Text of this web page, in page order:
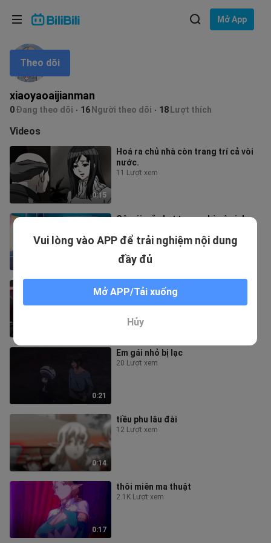
Mở App
xiaoyaoaijianman
0Đang theo dõi 16 Người theo dõi 18 Lượt thích
Theo dõi
Videos
0:15
Hoá ra chủ nhà còn trang trí cả vòi
nước.
11 Lượt xem
Cô gái mắc kẹt trong nhà vệ sinh
55 Lượt xem
Sau khi huấn luyện đặc biệt, bạn sẽ
có một chiếc mặt nạ đặc biệt
8 Lượt xem
0:21
Em gái nhỏ bị lạc
20 Lượt xem
0:14
tiều phu lâu đài
12 Lượt xem
0:17
thôi miên ma thuật
2.1K Lượt xem
Ngôn ngữ: Tiếng Việt
Lựa chọn ngôn ngữ
English
ภาษาไทย
Tiếng Việt
Bahasa Melayu
Vui lòng vào APP để trải nghiệm nội dung
đầy đủ
Mở APP/Tải xuống
Hủy